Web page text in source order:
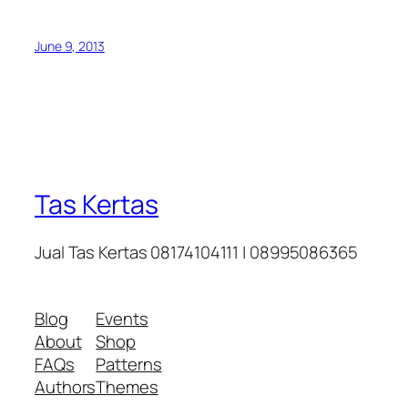
June 9, 2013
Tas Kertas
Jual Tas Kertas 08174104111 | 08995086365
Blog
About
FAQs
Authors
Events
Shop
Patterns
Themes